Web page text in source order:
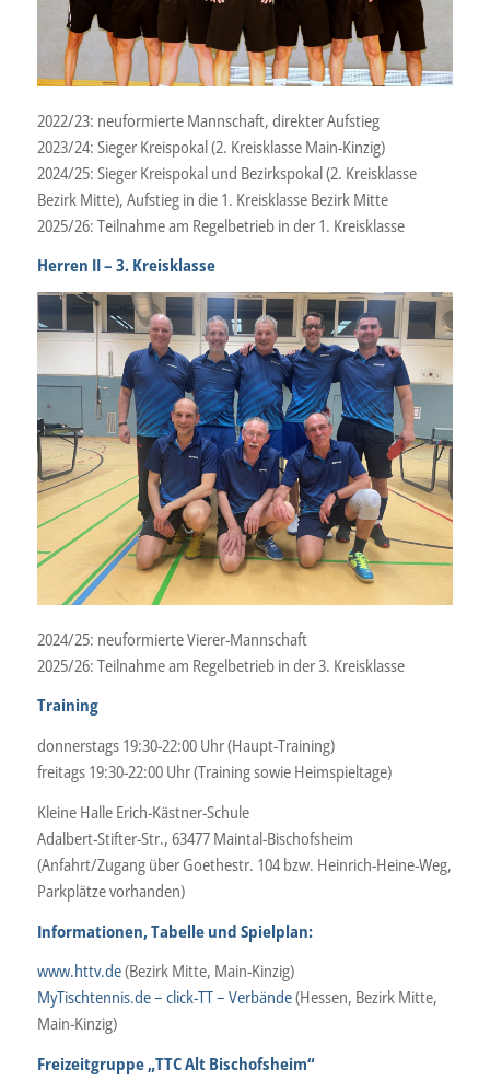
2022/23: neuformierte Mannschaft, direkter Aufstieg
2023/24: Sieger Kreispokal (2. Kreisklasse Main-Kinzig)
2024/25: Sieger Kreispokal und Bezirkspokal (2. Kreisklasse
Bezirk Mitte), Aufstieg in die 1. Kreisklasse Bezirk Mitte
2025/26: Teilnahme am Regelbetrieb in der 1. Kreisklasse
Herren II – 3. Kreisklasse
2024/25: neuformierte Vierer-Mannschaft
2025/26: Teilnahme am Regelbetrieb in der 3. Kreisklasse
Training
donnerstags 19:30-22:00 Uhr (Haupt-Training)
freitags 19:30-22:00 Uhr (Training sowie Heimspieltage)
Kleine Halle Erich-Kästner-Schule
Adalbert-Stifter-Str., 63477 Maintal-Bischofsheim
(Anfahrt/Zugang über Goethestr. 104 bzw. Heinrich-Heine-Weg,
Parkplätze vorhanden)
Informationen, Tabelle und Spielplan:
www.httv.de(Bezirk Mitte, Main-Kinzig)
MyTischtennis.de – click-TT – Verbände(Hessen, Bezirk Mitte,
Main-Kinzig)
Freizeitgruppe „TTC Alt Bischofsheim“